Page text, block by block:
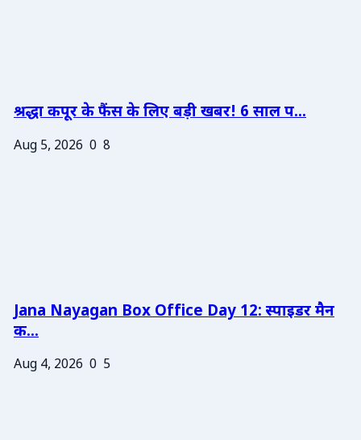
श्रद्धा कपूर के फैंस के लिए बड़ी खबर! 6 साल प...
Aug 5, 2026 0 8
Jana Nayagan Box Office Day 12: स्पाइडर मैन
क...
Aug 4, 2026 0 5